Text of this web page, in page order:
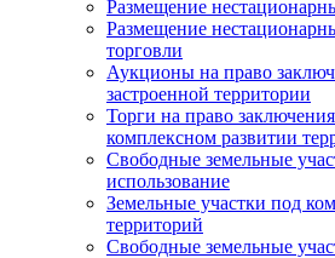
Размещение
Размещение
торговли
Аукционы на право
застроенной территории
Торги на право
комплексном развитии
Свободные земельные
использование
Земельные участки под
территорий
Свободные земельные